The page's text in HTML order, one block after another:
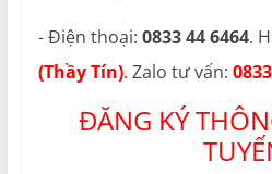
- Điện thoại: 0833 44 6464.
(Thầy Tín). Zalo tư vấn:
ĐĂNG KÝ